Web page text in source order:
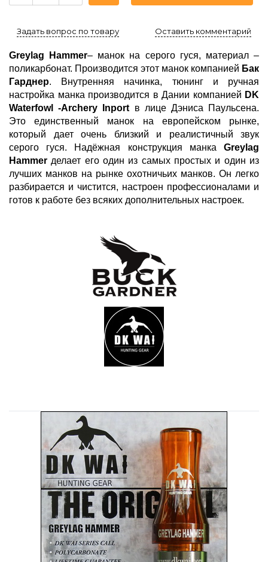
Задать вопрос по товару Оставить комментарий
Greylag Hammer– манок на серого гуся, материал –
поликарбонат. Производится этот манок компанией Бак
Гарднер. Внутренняя начинка, тюнинг и ручная
настройка манка производится в Дании компанией DK
Waterfowl -Archery Inport в лице Дэниса Паульсена.
Это единственный манок на европейском рынке,
который дает очень близкий и реалистичный звук
серого гуся. Надёжная конструкция манка Greylag
Hammer делает его один из самых простых и один из
лучших манков на рынке охотничьих манков. Он легко
разбирается и чистится, настроен профессионалами и
готов к работе без всяких дополнительных настроек.